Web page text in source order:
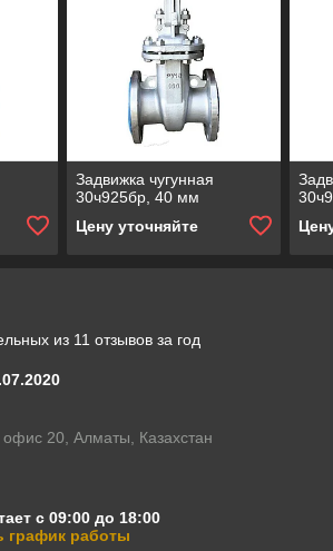
Задвижка чугунная
30ч925бр, 40 мм
Цену уточняйте
из 11 отзывов за год
20, Алматы, Казахстан
с 09:00 до 18:00
график работы